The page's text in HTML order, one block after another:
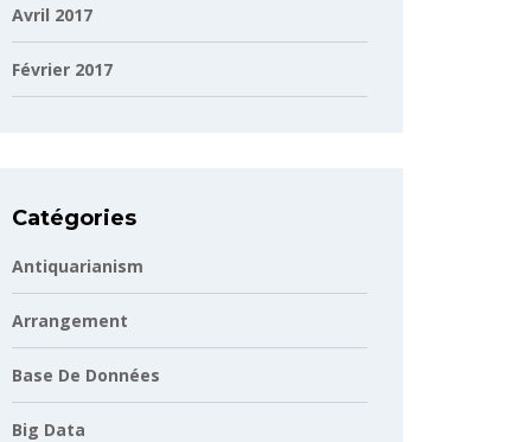
Avril 2017
Février 2017
Catégories
Antiquarianism
Arrangement
Base De Données
Big Data